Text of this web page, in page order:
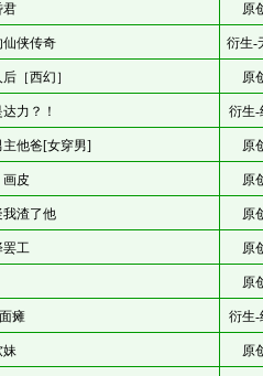
君 原
仙侠传奇 衍生-
［西幻］ 原
力？！ 衍生-
主他爸[女穿男] 原
皮 原
我渣了他 原
罢工 原
原
瘫 衍生-
妹 原